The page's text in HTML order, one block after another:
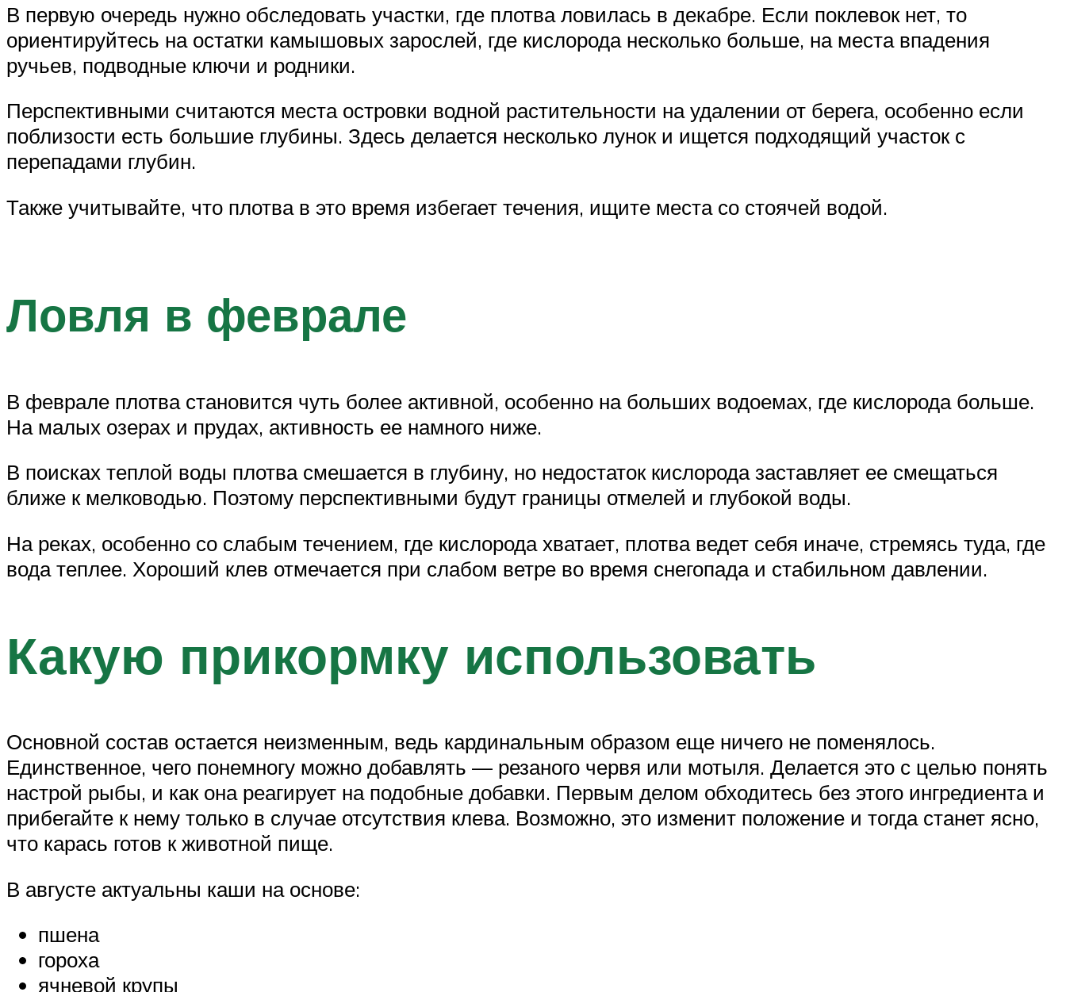
В первую очередь нужно обследовать участки, где плотва ловилась в декабре. Если поклевок нет, то
ориентируйтесь на остатки камышовых зарослей, где кислорода несколько больше, на места впадения
ручьев, подводные ключи и родники.
Перспективными считаются места островки водной растительности на удалении от берега, особенно если
поблизости есть большие глубины. Здесь делается несколько лунок и ищется подходящий участок с
перепадами глубин.
Также учитывайте, что плотва в это время избегает течения, ищите места со стоячей водой.
Ловля в феврале
В феврале плотва становится чуть более активной, особенно на больших водоемах, где кислорода больше.
На малых озерах и прудах, активность ее намного ниже.
В поисках теплой воды плотва смешается в глубину, но недостаток кислорода заставляет ее смещаться
ближе к мелководью. Поэтому перспективными будут границы отмелей и глубокой воды.
На реках, особенно со слабым течением, где кислорода хватает, плотва ведет себя иначе, стремясь туда, где
вода теплее. Хороший клев отмечается при слабом ветре во время снегопада и стабильном давлении.
Какую прикормку использовать
Основной состав остается неизменным, ведь кардинальным образом еще ничего не поменялось.
Единственное, чего понемногу можно добавлять — резаного червя или мотыля. Делается это с целью понять
настрой рыбы, и как она реагирует на подобные добавки. Первым делом обходитесь без этого ингредиента и
прибегайте к нему только в случае отсутствия клева. Возможно, это изменит положение и тогда станет ясно,
что карась готов к животной пище.
В августе актуальны каши на основе:
пшена
гороха
ячневой крупы